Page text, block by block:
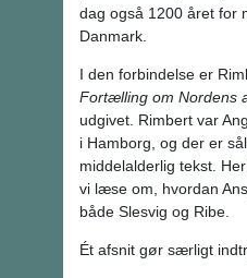
dag også 1200 året for
Danmark.
I den forbindelse er
Fortælling om Nordens
udgivet. Rimbert var
i Hamborg, og der er
middelalderlig tekst.
vi læse om, hvordan
både Slesvig og Ribe.
Ét afsnit gør særligt